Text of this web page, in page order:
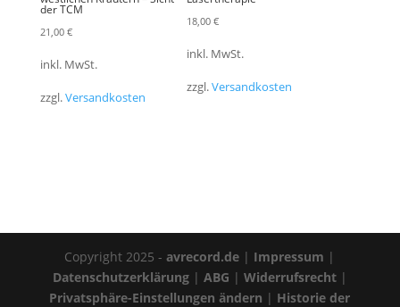
der TCM
21,00 €
inkl. MwSt.
zzgl.Versandkosten
18,00 €
inkl. MwSt.
zzgl.Versandkosten
Copyright 2025 -avrecord.de | Impressum |
Datenschutzerklärung| ABG | Widerrufsrecht|
Privatsphäre-Einstellungen ändern | Historie der